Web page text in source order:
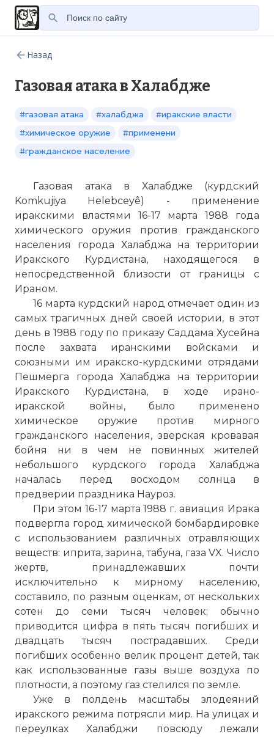
Назад
Газовая атака в Халабдже
#газовая атака #халабджа
#иракские власти
#химическое оружие
#применени
#гражданское население
Газовая атака в Халабдже (курдский
Komkujiya Helebceyê) - применение
иракскими властями 16-17 марта 1988 года
химического оружия против гражданского
населения города Халабджа на территории
Иракского Курдистана, находящегося в
непосредственной близости от границы с
Ираном.
16 марта курдский народ отмечает один из
самых трагичных дней своей истории, в этот
день в 1988 году по приказу Саддама Хусейна
после захвата иранскими войсками и
союзными им иракско-курдскими отрядами
Пешмерга города Халабджа на территории
Иракского Курдистана, в ходе ирано-
иракской войны, было применено
химическое оружие против мирного
гражданского населения, зверская кровавая
бойня ни в чем не повинных жителей
небольшого курдского города Халабджа
началась перед восходом солнца в
предверии праздника Науроз.
При этом 16-17 марта 1988 г. авиация Ирака
подвергла город химической бомбардировке
с использованием различных отравляющих
веществ: иприта, зарина, табуна, газа VX. Число
жертв, принадлежавших почти
исключительно к мирному населению,
составило, по разным оценкам, от нескольких
сотен до семи тысяч человек; обычно
приводится цифра в пять тысяч погибших и
двадцать тысяч пострадавших. Среди
погибших особенно велик процент детей, так
как использованные газы выше воздуха по
плотности, а поэтому газ стелился по земле.
Уже в полдень масштабы злодеяний
иракского режима потрясли мир. На улицах и
переулках Халабджи повсюду лежали